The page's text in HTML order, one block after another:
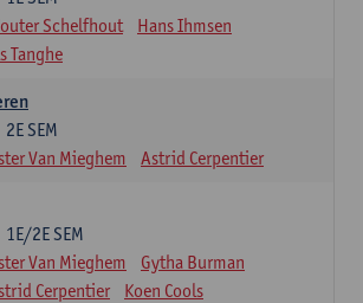
Schelfhout
Hans Ihmsen
Tanghe
2E SEM
Van Mieghem Astrid Cerpentier
1E/2E SEM
Van Mieghem
Gytha Burman
Cerpentier
Koen Cools